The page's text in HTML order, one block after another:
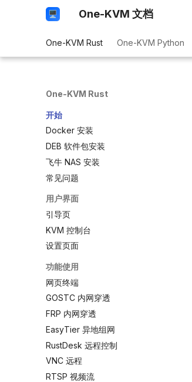
One-KVM 文档
One-KVM Rust One-KVM Python
One-KVM Rust
开始
Docker 安装
DEB 软件包安装
飞牛 NAS 安装
常见问题
用户界面
引导页
KVM 控制台
设置页面
功能使用
网页终端
GOSTC 内网穿透
FRP 内网穿透
EasyTier 异地组网
RustDesk 远程控制
VNC 远程
RTSP 视频流